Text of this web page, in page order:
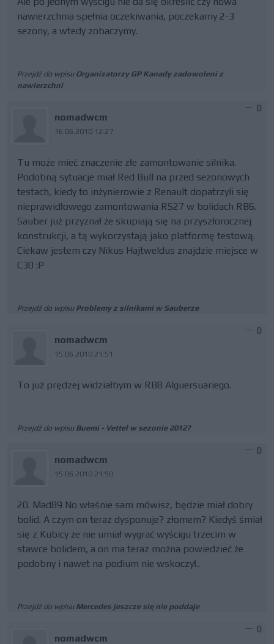
nawierzchnia spełnia oczekiwania, poczekamy 2-3
sezony, a wtedy zobaczymy.
Przejdź do wpisu Organizatorzy GP Kanady zadowoleni z
nawierzchni
nomadwcm
16.06.2010 12:27
0
Tu może mieć znaczenie złe zamontowanie silnika.
Podobną sytuacje miał Red Bull na przed sezonowych
testach, kiedy to inżynierowie z Renault dopatrzyli się
nieprawidłowego zamontowania RS27 w bolidach RB6.
Sauber już przyznał że skupiają się na przyszłorocznej
konstrukcji, a tą wykorzystają jako platformę testową.
Ciekaw jestem czy Nikus Hajtweldus znajdzie miejsce w
C30 :P
Przejdź do wpisu Problemy z silnikami w Sauberze
nomadwcm
15.06.2010 21:51
0
To już prędzej widziałbym w RB8 Alguersuariego.
Przejdź do wpisu Buemi - Vettel w sezonie 2012?
nomadwcm
15.06.2010 21:50
0
20. Mad89 No właśnie sam mówisz, będzie miał dobry
bolid. A czym on teraz dysponuje? złomem? Kiedyś śmiał
się z Kubicy że nie umiał wygrać wyścigu trzecim w
stawce bolidem, a on ma teraz można powiedzieć że
podobny i nawet na podium nie wskoczył..
Przejdź do wpisu Mercedes jeszcze się nie poddaje
nomadwcm
0